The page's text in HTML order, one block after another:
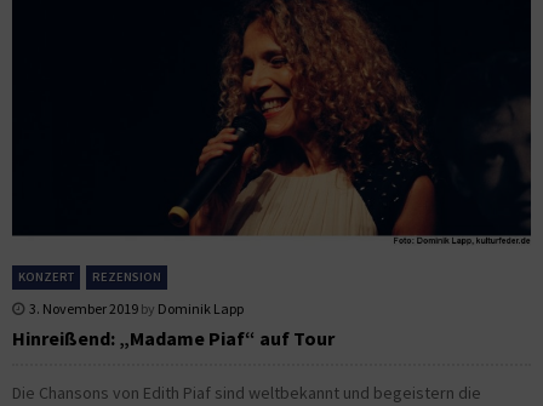
KONZERT REZENSION
3. November 2019 by Dominik Lapp
Hinreißend: „Madame Piaf“ auf Tour
Die Chansons von Edith Piaf sind weltbekannt und begeistern die